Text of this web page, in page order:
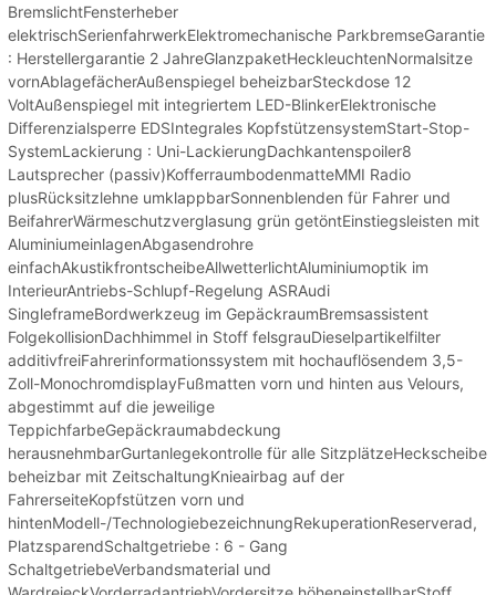
BremslichtFensterheber
elektrischSerienfahrwerkElektromechanische ParkbremseGarantie
: Herstellergarantie 2 JahreGlanzpaketHeckleuchtenNormalsitze
vornAblagefächerAußenspiegel beheizbarSteckdose 12
VoltAußenspiegel mit integriertem LED-BlinkerElektronische
Differenzialsperre EDSIntegrales KopfstützensystemStart-Stop-
SystemLackierung : Uni-LackierungDachkantenspoiler8
Lautsprecher (passiv)KofferraumbodenmatteMMI Radio
plusRücksitzlehne umklappbarSonnenblenden für Fahrer und
BeifahrerWärmeschutzverglasung grün getöntEinstiegsleisten mit
AluminiumeinlagenAbgasendrohre
einfachAkustikfrontscheibeAllwetterlichtAluminiumoptik im
InterieurAntriebs-Schlupf-Regelung ASRAudi
SingleframeBordwerkzeug im GepäckraumBremsassistent
FolgekollisionDachhimmel in Stoff felsgrauDieselpartikelfilter
additivfreiFahrerinformationssystem mit hochauflösendem 3,5-
Zoll-MonochromdisplayFußmatten vorn und hinten aus Velours,
abgestimmt auf die jeweilige
TeppichfarbeGepäckraumabdeckung
herausnehmbarGurtanlegekontrolle für alle SitzplätzeHeckscheibe
beheizbar mit ZeitschaltungKnieairbag auf der
FahrerseiteKopfstützen vorn und
hintenModell-/TechnologiebezeichnungRekuperationReserverad,
PlatzsparendSchaltgetriebe : 6 - Gang
SchaltgetriebeVerbandsmaterial und